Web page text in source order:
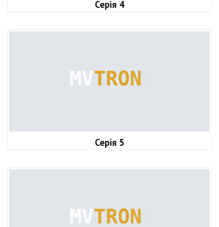
Серія 4
Серія 5